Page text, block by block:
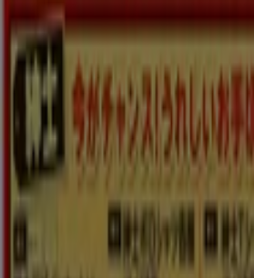
Tiendeoは世界中でのローカルショッ
業Shopfullyの一社です。
Tiendeo
私たちが行うこと
ビジネスソリューションをみる
ニュース・メディア
ビジネス契約